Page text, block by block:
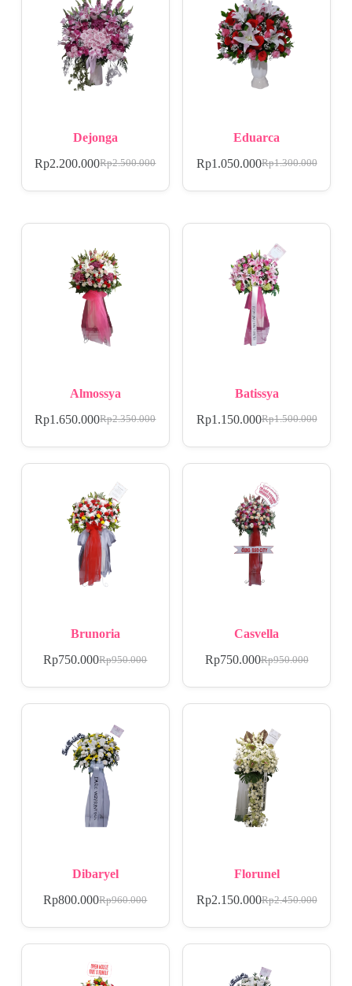
Dejonga
Rp2.500.000
Rp2.200.000
Eduarca
Rp1.300.000
Rp1.050.000
Almossya
Rp2.350.000
Rp1.650.000
Batissya
Rp1.500.000
Rp1.150.000
Brunoria
Rp950.000
Rp750.000
Casvella
Rp950.000
Rp750.000
Dibaryel
Rp960.000
Rp800.000
Florunel
Rp2.450.000
Rp2.150.000